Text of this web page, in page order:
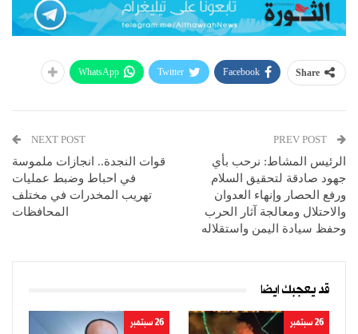
Share
Facebook
Twitter
WhatsApp
الرئيس المشاط: نرحب بأي
جهود صادقة لتحقيق السلام
ورفع الحصار وإنهاء العدوان
والاحتلال ومعالجة آثار الحرب
وحفظ سيادة اليمن واستقلاله
NEXT POST
قوات النجدة.. انجازات ملموسة
في احباط وضبط عمليات
تهريب المخدرات في مختلف
المحافظات
قد يعجبك ايضا
26 سبتمبر 26 سبتمبر